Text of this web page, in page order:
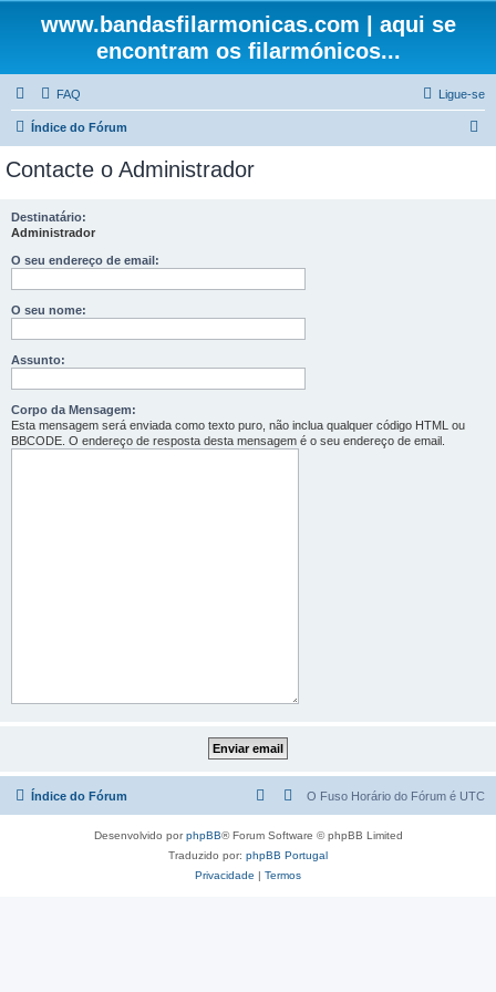
www.bandasfilarmonicas.com | aqui se
encontram os filarmónicos...
FAQ Ligue-se
Índice do Fórum
Contacte o Administrador
Destinatário:
Administrador
O seu endereço de email:
O seu nome:
Assunto:
Corpo da Mensagem:
Esta mensagem será enviada como texto puro, não inclua qualquer código HTML ou
BBCODE. O endereço de resposta desta mensagem é o seu endereço de email.
Índice do Fórum O Fuso Horário do Fórum é UTC
Desenvolvido porphpBB® Forum Software © phpBB Limited
Traduzido por: phpBB Portugal
Privacidade | Termos